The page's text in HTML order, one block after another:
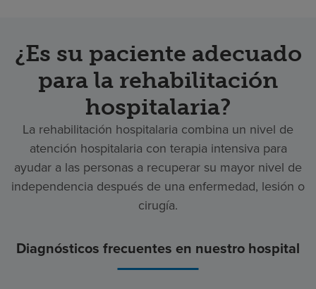
¿Es su paciente adecuado
para la rehabilitación
hospitalaria?
La rehabilitación hospitalaria combina un nivel de
atención hospitalaria con terapia intensiva para
ayudar a las personas a recuperar su mayor nivel de
independencia después de una enfermedad, lesión o
cirugía.
Diagnósticos frecuentes en nuestro hospital